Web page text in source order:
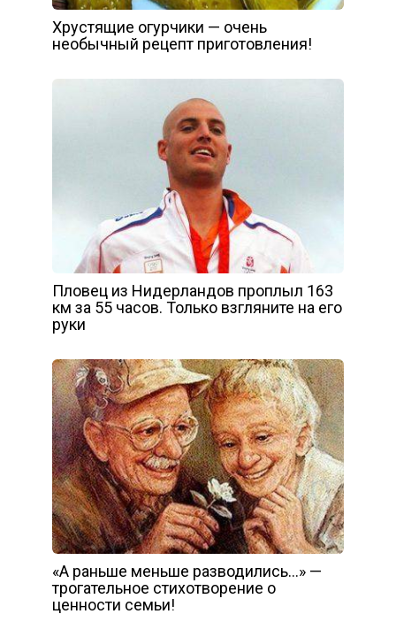
Хрустящие огурчики — очень
необычный рецепт приготовления!
Пловец из Нидерландов проплыл 163
км за 55 часов. Только взгляните на его
руки
«А раньше меньше разводились…» —
трогательное стихотворение о
ценности семьи!